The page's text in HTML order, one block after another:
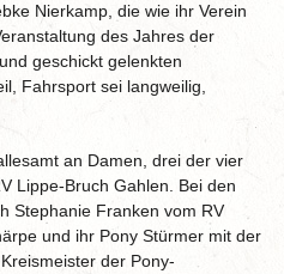
Nierkamp, die wie ihr Verein
des Jahres der
geschickt gelenkten
Fahrsport sei langweilig,
an Damen, drei der vier
Lippe-Bruch Gahlen. Bei den
Stephanie Franken vom RV
und ihr Pony Stürmer mit der
der Pony-